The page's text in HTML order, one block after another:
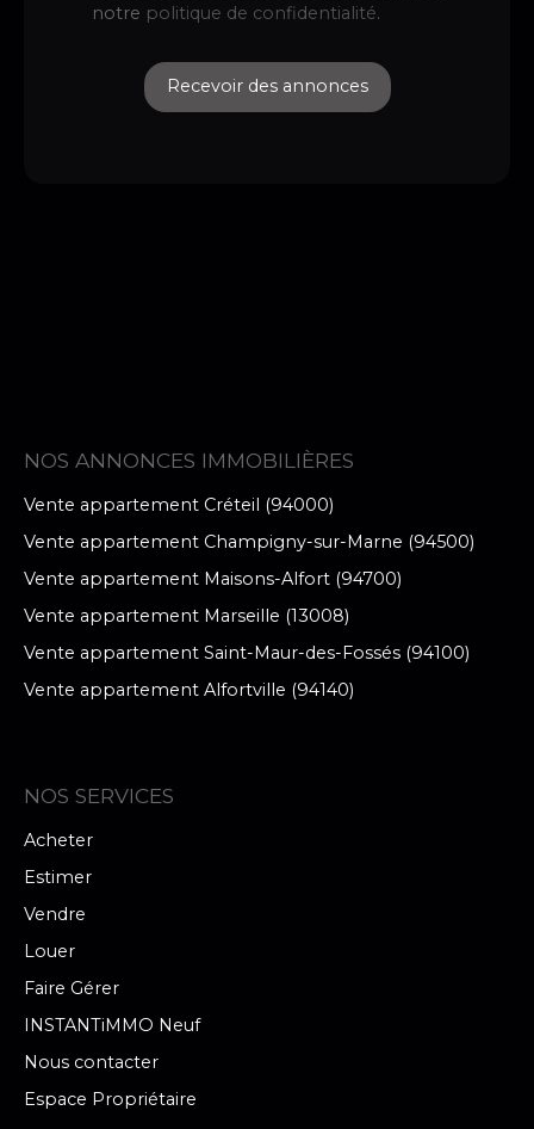
notre politique de confidentialité.
Recevoir des annonces
NOS ANNONCES IMMOBILIÈRES
Vente appartement Créteil (94000)
Vente appartement Champigny-sur-Marne (94500)
Vente appartement Maisons-Alfort (94700)
Vente appartement Marseille (13008)
Vente appartement Saint-Maur-des-Fossés (94100)
Vente appartement Alfortville (94140)
NOS SERVICES
Acheter
Estimer
Vendre
Louer
Faire Gérer
INSTANTiMMO Neuf
Nous contacter
Espace Propriétaire